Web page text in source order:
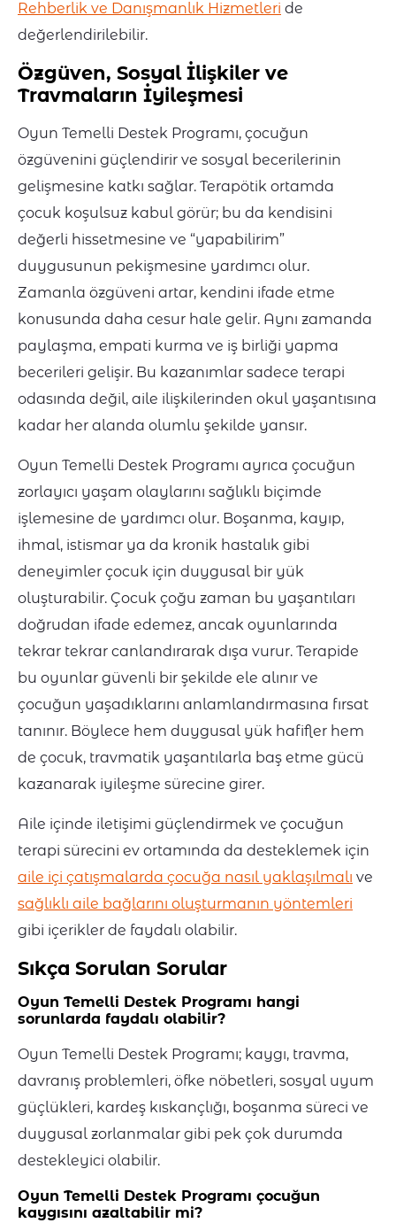
Rehberlik ve Danışmanlık Hizmetleri de
değerlendirilebilir.
Özgüven, Sosyal İlişkiler ve
Travmaların İyileşmesi
Oyun Temelli Destek Programı, çocuğun
özgüvenini güçlendirir ve sosyal becerilerinin
gelişmesine katkı sağlar. Terapötik ortamda
çocuk koşulsuz kabul görür; bu da kendisini
değerli hissetmesine ve “yapabilirim”
duygusunun pekişmesine yardımcı olur.
Zamanla özgüveni artar, kendini ifade etme
konusunda daha cesur hale gelir. Aynı zamanda
paylaşma, empati kurma ve iş birliği yapma
becerileri gelişir. Bu kazanımlar sadece terapi
odasında değil, aile ilişkilerinden okul yaşantısına
kadar her alanda olumlu şekilde yansır.
Oyun Temelli Destek Programı ayrıca çocuğun
zorlayıcı yaşam olaylarını sağlıklı biçimde
işlemesine de yardımcı olur. Boşanma, kayıp,
ihmal, istismar ya da kronik hastalık gibi
deneyimler çocuk için duygusal bir yük
oluşturabilir. Çocuk çoğu zaman bu yaşantıları
doğrudan ifade edemez, ancak oyunlarında
tekrar tekrar canlandırarak dışa vurur. Terapide
bu oyunlar güvenli bir şekilde ele alınır ve
çocuğun yaşadıklarını anlamlandırmasına fırsat
tanınır. Böylece hem duygusal yük hafifler hem
de çocuk, travmatik yaşantılarla baş etme gücü
kazanarak iyileşme sürecine girer.
Aile içinde iletişimi güçlendirmek ve çocuğun
terapi sürecini ev ortamında da desteklemek için
aile içi çatışmalarda çocuğa nasıl yaklaşılmalı ve
sağlıklı aile bağlarını oluşturmanın yöntemleri
gibi içerikler de faydalı olabilir.
Sıkça Sorulan Sorular
Oyun Temelli Destek Programı hangi
sorunlarda faydalı olabilir?
Oyun Temelli Destek Programı; kaygı, travma,
davranış problemleri, öfke nöbetleri, sosyal uyum
güçlükleri, kardeş kıskançlığı, boşanma süreci ve
duygusal zorlanmalar gibi pek çok durumda
destekleyici olabilir.
Oyun Temelli Destek Programı çocuğun
kaygısını azaltabilir mi?